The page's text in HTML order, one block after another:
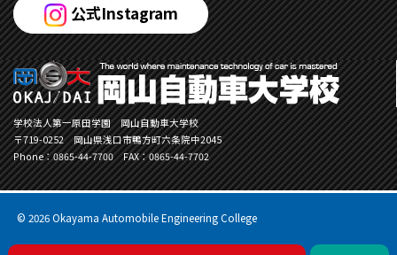
公式Instagram
学校法人第一原田学園 岡山自動車大学校
〒719-0252 岡山県浅口市鴨方町六条院中2045
Phone：0865-44-7700 FAX：0865-44-7702
©2026 Okayama Automobile Engineering College